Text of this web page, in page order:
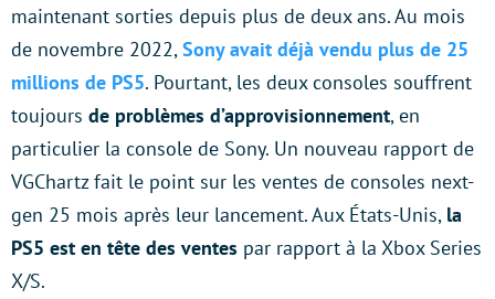
maintenant sorties depuis plus de deux ans. Au mois
de novembre 2022,Sony avait déjà vendu plus de 25
millions de PS5. Pourtant, les deux consoles souffrent
toujours de problèmes d’approvisionnement, en
particulier la console de Sony. Un nouveau rapport de
VGChartz fait le point sur les ventes de consoles next-
gen 25 mois après leur lancement. Aux États-Unis, la
PS5 est en tête des ventes par rapport à la Xbox Series
X/S.